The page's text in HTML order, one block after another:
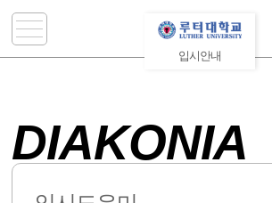
입시안내
DIAKONIA